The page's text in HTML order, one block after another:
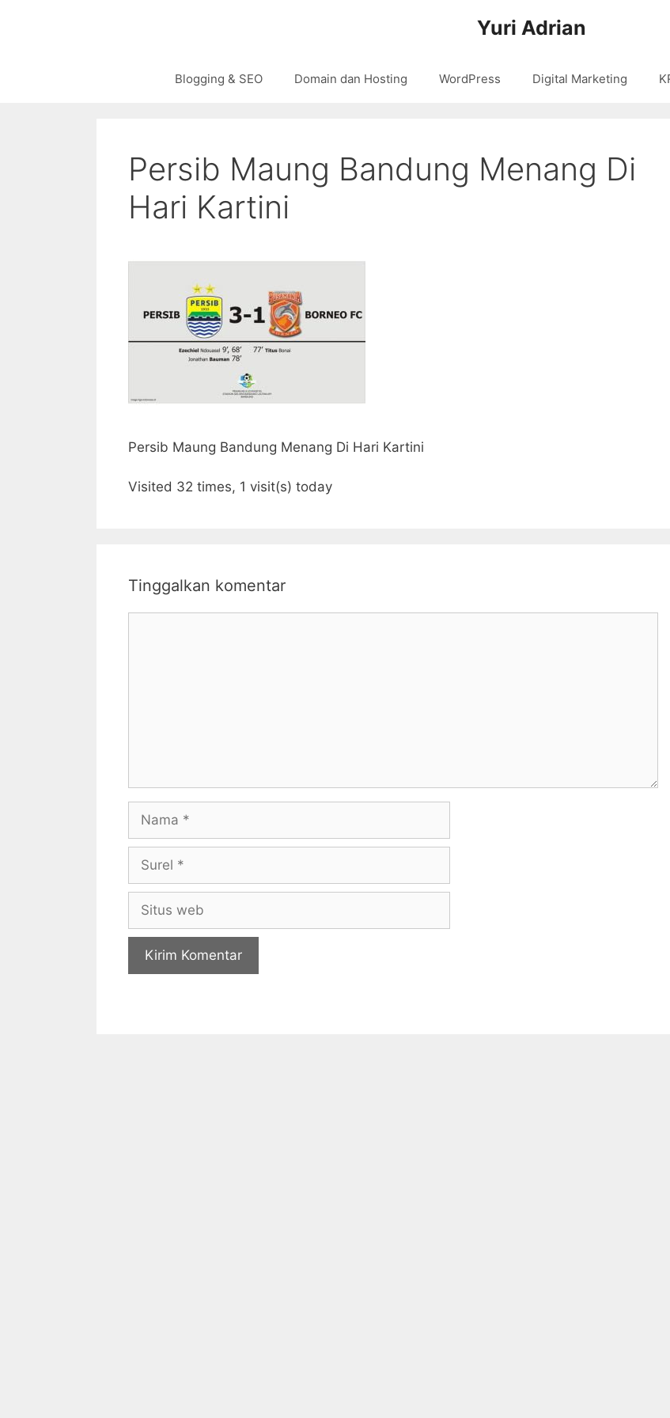
Yuri Adrian
Blogging & SEO Domain dan Hosting WordPress Digital Marketing
Persib Maung Bandung Menang Di
Hari Kartini
Persib Maung Bandung Menang Di Hari Kartini
Visited 32 times, 1 visit(s) today
Tinggalkan komentar
Nama
Surel
Situs
web